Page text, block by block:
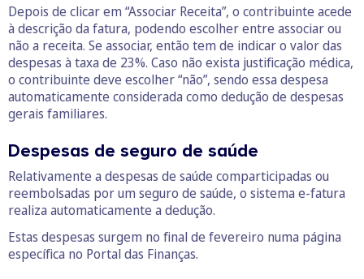
Depois de clicar em “Associar Receita”, o contribuinte acede
à descrição da fatura, podendo escolher entre associar ou
não a receita. Se associar, então tem de indicar o valor das
despesas à taxa de 23%. Caso não exista justificação médica,
o contribuinte deve escolher “não”, sendo essa despesa
automaticamente considerada como dedução de despesas
gerais familiares.
Despesas de seguro de saúde
Relativamente a despesas de saúde comparticipadas ou
reembolsadas por um seguro de saúde, o sistema e-fatura
realiza automaticamente a dedução.
Estas despesas surgem no final de fevereiro numa página
específica no Portal das Finanças.